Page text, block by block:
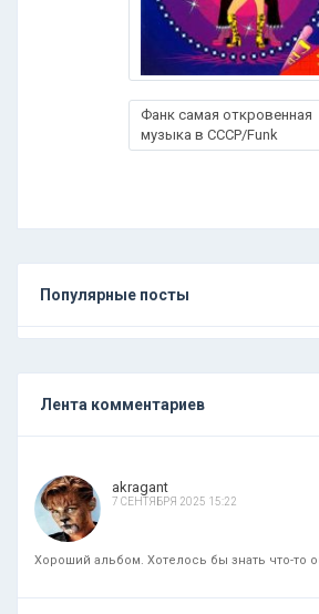
Фанк самая откровенная
музыка в СССР/Funk
Популярные посты
Лента комментариев
akragant
7 СЕНТЯБРЯ 2025 15:22
Хороший альбом. Хотелось бы знать что-то